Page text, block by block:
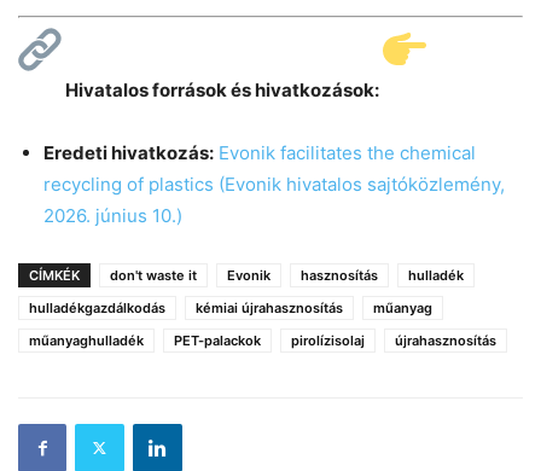
Hivatalos források és hivatkozások:
Eredeti hivatkozás: Evonik facilitates the chemical
recycling of plastics (Evonik hivatalos sajtóközlemény,
2026. június 10.)
CÍMKÉK don't waste it Evonik hasznosítás
hulladék
hulladékgazdálkodás
kémiai újrahasznosítás
műanyag
műanyaghulladék
PET-palackok pirolízisolaj újrahasznosítás